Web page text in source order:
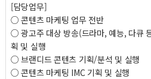
[담당업무]
○ 콘텐츠 마케팅 업무 전반
○ 광고주 대상 방송(드라마, 예능, 다큐
획 및 실행
○ 브랜디드 콘텐츠 기획/분석 및 실행
○ 콘텐츠 마케팅 IMC 기획 및 실행